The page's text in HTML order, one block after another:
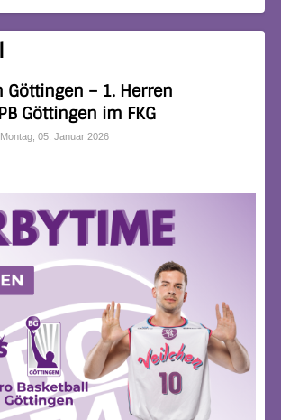
– 1. Herren
Göttingen im FKG
05. Januar 2026